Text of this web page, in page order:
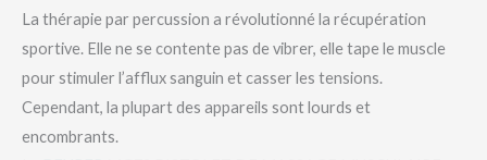
La thérapie par percussion a révolutionné la récupération
sportive. Elle ne se contente pas de vibrer, elle tape le muscle
pour stimuler l’afflux sanguin et casser les tensions.
Cependant, la plupart des appareils sont lourds et
encombrants.